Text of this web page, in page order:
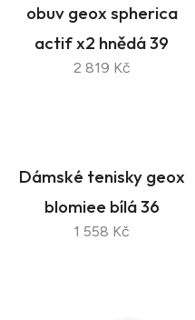
obuv geox spherica
actif x2 hnědá 39
2 819 Kč
Dámské tenisky geox
blomiee bílá 36
1 558 Kč